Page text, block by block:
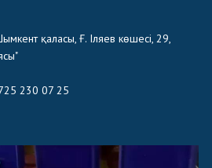
қаласы, Ғ. Іляев көшесі, 29,
230 07 25